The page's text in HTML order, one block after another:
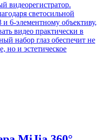
видеорегистратор.
светосильной
6-элементному объективу,
видео практически в
набор глаз обеспечит не
но и эстетическое